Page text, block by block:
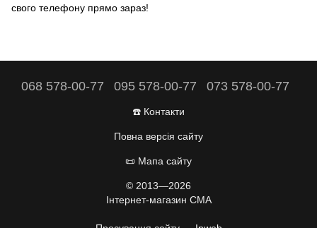
свого телефону прямо зараз!
068 578-00-77 095 578-00-77 073 578-00-77
☎️ Контакти
Повна версія сайту
📜 Мапа сайту
© 2013—2026
Інтернет-магазин CMA